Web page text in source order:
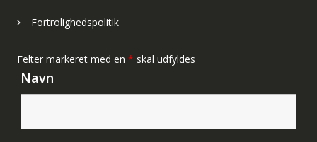
Fortrolighedspolitik
Felter markeret med en * skal udfyldes
Navn